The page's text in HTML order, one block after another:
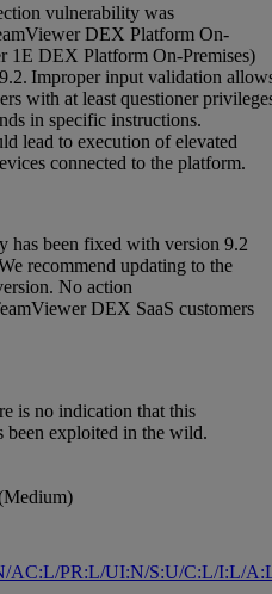
vulnerability was
DEX Platform On-
1E DEX Platform On-Premises)
Improper input validation
with at least questioner
in specific instructions.
lead to execution of elevated
connected to the platform.
has been fixed with version 9.2
recommend updating to the
No action
DEX SaaS customers
is no indication that this
been exploited in the wild.
AC:L/PR:L/UI:N/S:U/C:L/I:L/